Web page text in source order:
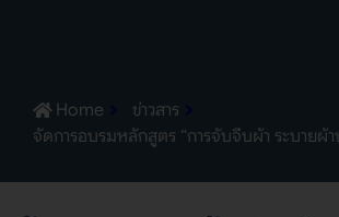
Home
ข่าวสาร
จัดการอบรมหลักสูตร “การจับจีบผ้า ระบายผ้า